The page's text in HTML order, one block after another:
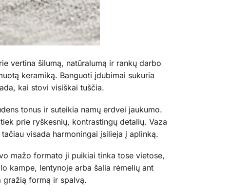
vertina šilumą, natūralumą ir rankų darbo
keramiką. Banguoti įdubimai sukuria
kai stovi visiškai tuščia.
tonus ir suteikia namų erdvei jaukumo.
prie ryškesnių, kontrastingų detalių. Vaza
visada harmoningai įsilieja į aplinką.
mažo formato ji puikiai tinka tose vietose,
kampe, lentynoje arba šalia rėmelių ant
gražią formą ir spalvą.